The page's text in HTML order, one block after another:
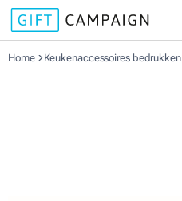
Home Keukenaccessoires bedrukken